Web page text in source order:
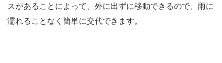
スがあることによって、外に出ずに移動できるので、雨に
濡れることなく簡単に交代できます。